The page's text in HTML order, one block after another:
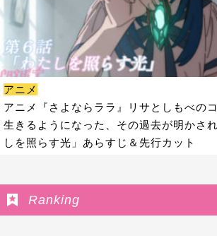
アニメ
アニメ『さよならララ』リサとしもべの
生きるようになった、その過去が明かさ
しを照らす光」あらすじ＆先行カット
Ranking